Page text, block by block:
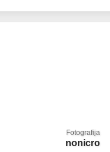
nonicro
Fotografija